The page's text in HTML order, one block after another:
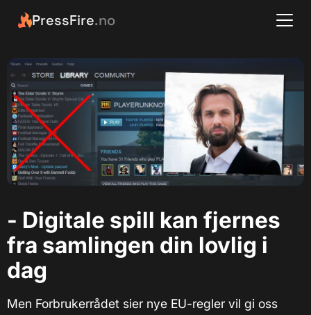
PressFire.no
- Digitale spill kan fjernes
fra samlingen din lovlig i
dag
Men Forbrukerrådet sier nye EU-regler vil gi oss